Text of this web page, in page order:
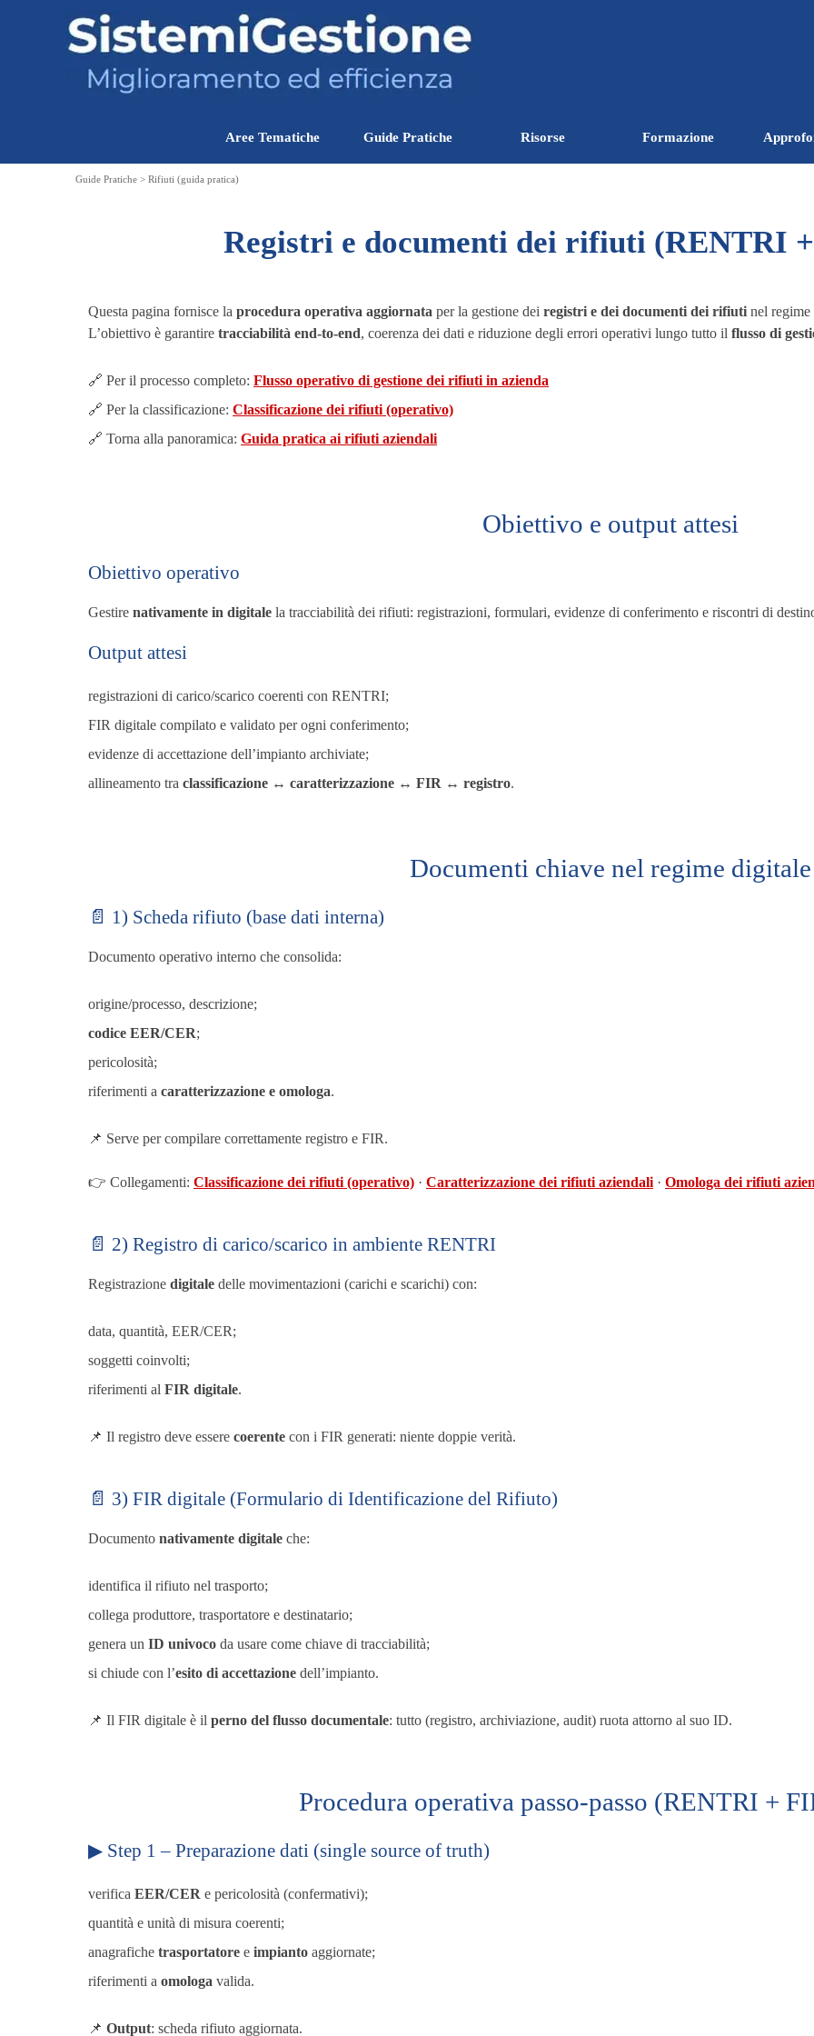
Aree Tematiche ▼
Guide Pratiche ▼
Risorse ▼
Formazione
Guide Pratiche > Rifiuti (guida pratica)
Registri e documenti dei rifiuti (RENTRI
Questa pagina fornisce laprocedura operativa aggiornata per la gestione deiregistri e dei documenti dei rifiuti nel regime
L’obiettivo è garantiretracciabilità end-to-end, coerenza dei dati e riduzione degli errori operativi lungo tutto ilflusso di
🔗 Per il processo completo:Flusso operativo di gestione dei rifiuti in azienda
🔗 Per la classificazione:Classificazione dei rifiuti (operativo)
🔗 Torna alla panoramica:Guida pratica ai rifiuti aziendali
Obiettivo e output attesi
Obiettivo operativo
Gestirenativamente in digitale la tracciabilità dei rifiuti: registrazioni, formulari, evidenze di conferimento e riscontri di
Output attesi
registrazioni di carico/scarico coerenti con RENTRI;
FIR digitale compilato e validato per ogni conferimento;
evidenze di accettazione dell’impianto archiviate;
allineamento traclassificazione ↔ caratterizzazione ↔ FIR ↔ registro.
Documenti chiave nel regime digitale
📄 1) Scheda rifiuto (base dati interna)
Documento operativo interno che consolida:
origine/processo, descrizione;
codice EER/CER;
pericolosità;
riferimenti acaratterizzazione e omologa.
📌 Serve per compilare correttamente registro e FIR.
👉 Collegamenti:Classificazione dei rifiuti (operativo) ·Caratterizzazione dei rifiuti aziendali ·Omologa dei rifiuti
📄 2) Registro di carico/scarico in ambiente RENTRI
Registrazionedigitale delle movimentazioni (carichi e scarichi) con:
data, quantità, EER/CER;
soggetti coinvolti;
riferimenti alFIR digitale.
📌 Il registro deve esserecoerente con i FIR generati: niente doppie verità.
📄 3) FIR digitale (Formulario di Identificazione del Rifiuto)
Documentonativamente digitale che:
identifica il rifiuto nel trasporto;
collega produttore, trasportatore e destinatario;
genera unID univoco da usare come chiave di tracciabilità;
si chiude con l’esito di accettazione dell’impianto.
📌 Il FIR digitale è ilperno del flusso documentale: tutto (registro, archiviazione, audit) ruota attorno al suo ID.
Procedura operativa passo-passo (RENTRI +
▶ Step 1 – Preparazione dati (single source of truth)
verificaEER/CER e pericolosità (confermativi);
quantità e unità di misura coerenti;
anagrafichetrasportatore eimpianto aggiornate;
riferimenti aomologa valida.
📌Output: scheda rifiuto aggiornata.